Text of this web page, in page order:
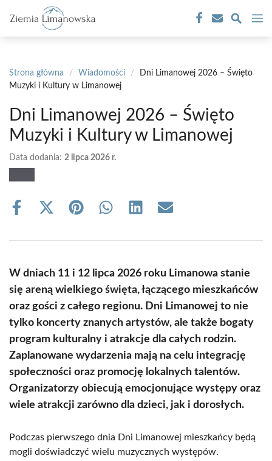
treści
Strona główna / Wiadomości /
Dni Limanowej 2026 – Święto
Muzyki i Kultury w Limanowej
Dni Limanowej 2026 – Święto
Muzyki i Kultury w Limanowej
Data dodania: 2 lipca 2026 r.
Share
Share
(Twitter)
Share Share Share Share
W dniach 11 i 12 lipca 2026 roku Limanowa stanie
się areną wielkiego święta, łączącego mieszkańców
oraz gości z całego regionu. Dni Limanowej to nie
tylko koncerty znanych artystów, ale także bogaty
program kulturalny i atrakcje dla całych rodzin.
Zaplanowane wydarzenia mają na celu integrację
społeczności oraz promocję lokalnych talentów.
Organizatorzy obiecują emocjonujące występy oraz
wiele atrakcji zarówno dla dzieci, jak i dorosłych.
Podczas pierwszego dnia Dni Limanowej mieszkańcy będą
mogli doświadczyć wielu muzycznych występów.